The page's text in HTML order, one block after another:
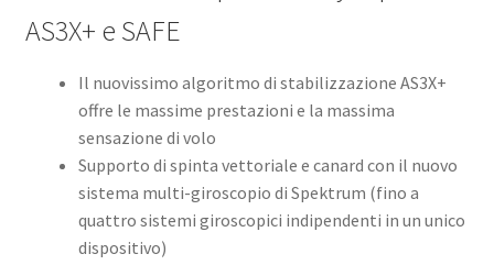
AS3X+ e SAFE
Il nuovissimo algoritmo di stabilizzazione AS3X+
offre le massime prestazioni e la massima
sensazione di volo
Supporto di spinta vettoriale e canard con il nuovo
sistema multi-giroscopio di Spektrum (fino a
quattro sistemi giroscopici indipendenti in un unico
dispositivo)